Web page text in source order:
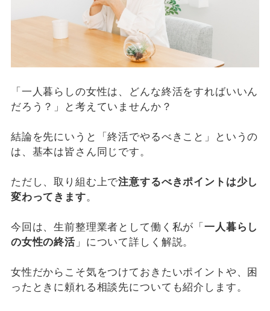
「一人暮らしの女性は、どんな終活をすればいいん
だろう？」と考えていませんか？
結論を先にいうと「終活でやるべきこと」というの
は、基本は皆さん同じです。
ただし、取り組む上で注意するべきポイントは少し
変わってきます。
今回は、生前整理業者として働く私が「一人暮らし
の女性の終活」について詳しく解説。
女性だからこそ気をつけておきたいポイントや、困
ったときに頼れる相談先についても紹介します。